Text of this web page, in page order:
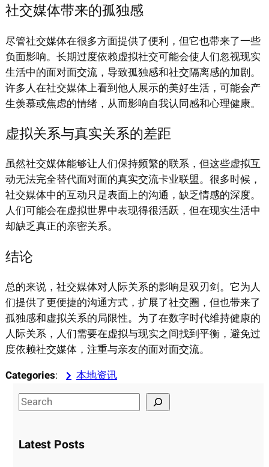
社交媒体带来的孤独感
尽管社交媒体在很多方面提供了便利，但它也带来了一些
负面影响。长期过度依赖虚拟社交可能会使人们忽视现实
生活中的面对面交流，导致孤独感和社交隔离感的加剧。
许多人在社交媒体上看到他人展示的美好生活，可能会产
生羡慕或焦虑的情绪，从而影响自我认同感和心理健康。
虚拟关系与真实关系的差距
虽然社交媒体能够让人们保持频繁的联系，但这些虚拟互
动无法完全替代面对面的真实交流卡业联盟。很多时候，
社交媒体中的互动只是表面上的沟通，缺乏情感的深度。
人们可能会在虚拟世界中表现得很活跃，但在现实生活中
却缺乏真正的亲密关系。
结论
总的来说，社交媒体对人际关系的影响是双刃剑。它为人
们提供了更便捷的沟通方式，扩展了社交圈，但也带来了
孤独感和虚拟关系的局限性。为了在数字时代维持健康的
人际关系，人们需要在虚拟与现实之间找到平衡，避免过
度依赖社交媒体，注重与亲友的面对面交流。
Categories:
本地资讯
S
e
r
Latest Posts